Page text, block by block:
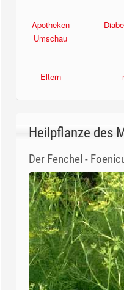
Apotheken
Umschau
Eltern
Heilpflanze des
Der Fenchel -